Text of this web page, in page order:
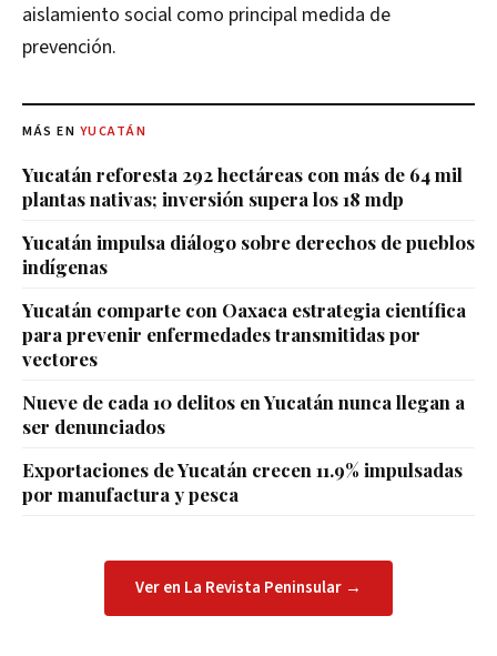
aislamiento social como principal medida de
prevención.
MÁS EN YUCATÁN
Yucatán reforesta 292 hectáreas con más de 64 mil
plantas nativas; inversión supera los 18 mdp
Yucatán impulsa diálogo sobre derechos de pueblos
indígenas
Yucatán comparte con Oaxaca estrategia científica
para prevenir enfermedades transmitidas por
vectores
Nueve de cada 10 delitos en Yucatán nunca llegan a
ser denunciados
Exportaciones de Yucatán crecen 11.9% impulsadas
por manufactura y pesca
Ver en La Revista Peninsular →